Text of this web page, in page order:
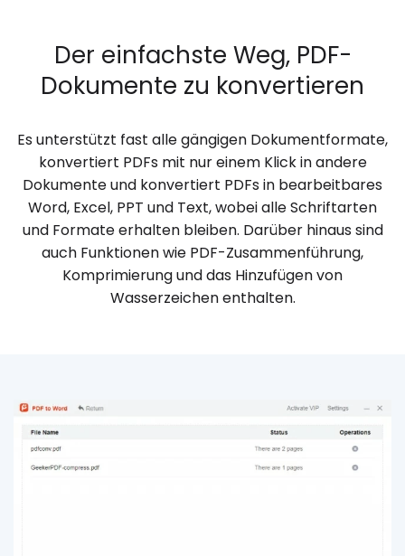
Der einfachste Weg, PDF-
Dokumente zu konvertieren
Es unterstützt fast alle gängigen Dokumentformate,
konvertiert PDFs mit nur einem Klick in andere
Dokumente und konvertiert PDFs in bearbeitbares
Word, Excel, PPT und Text, wobei alle Schriftarten
und Formate erhalten bleiben. Darüber hinaus sind
auch Funktionen wie PDF-Zusammenführung,
Komprimierung und das Hinzufügen von
Wasserzeichen enthalten.